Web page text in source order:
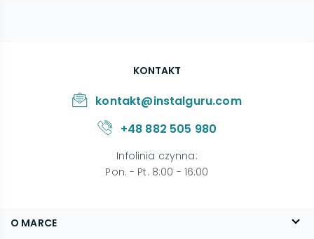
O MARCE
KONTAKT
kontakt@instalguru.com
+48 882 505 980
Infolinia czynna:
Pon. - Pt. 8:00 - 16:00